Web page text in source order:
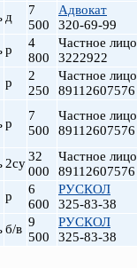
д
7
500
Адвокат
320-69-99
р
4
800
Частное лицо
3222922
р
2
250
Частное лицо
89112607576
р
7
500
Частное лицо
89112607576
2су32
000
Частное лицо
89112607576
р
6
600
РУСКОЛ
325-83-38
б/в 9
500
РУСКОЛ
325-83-38